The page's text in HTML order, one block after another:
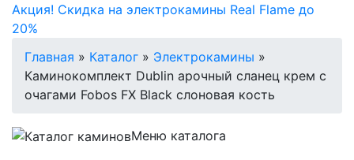
Акция! Скидка на электрокамины Real Flame до
20%
Главная » Каталог » Электрокамины »
Каминокомплект Dublin арочный сланец крем с
очагами Fobos FX Black слоновая кость
Меню каталога